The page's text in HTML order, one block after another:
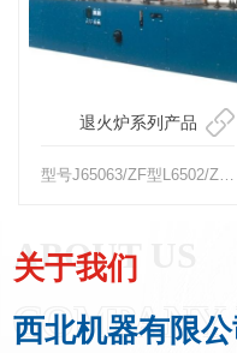
退火炉系列产品
关于我们
COMPANY
西北机器有限公